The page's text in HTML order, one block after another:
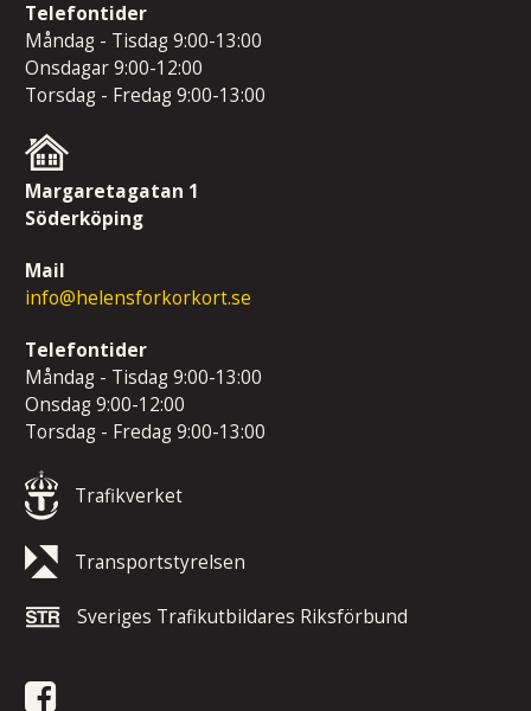
Telefontider
Måndag - Tisdag 9:00-13:00
Onsdagar 9:00-12:00
Torsdag - Fredag 9:00-13:00
Margaretagatan 1
Söderköping
Mail
info@helensforkorkort.se
Telefontider
Måndag - Tisdag 9:00-13:00
Onsdag 9:00-12:00
Torsdag - Fredag 9:00-13:00
Trafikverket
Transportstyrelsen
Sveriges Trafikutbildares Riksförbund